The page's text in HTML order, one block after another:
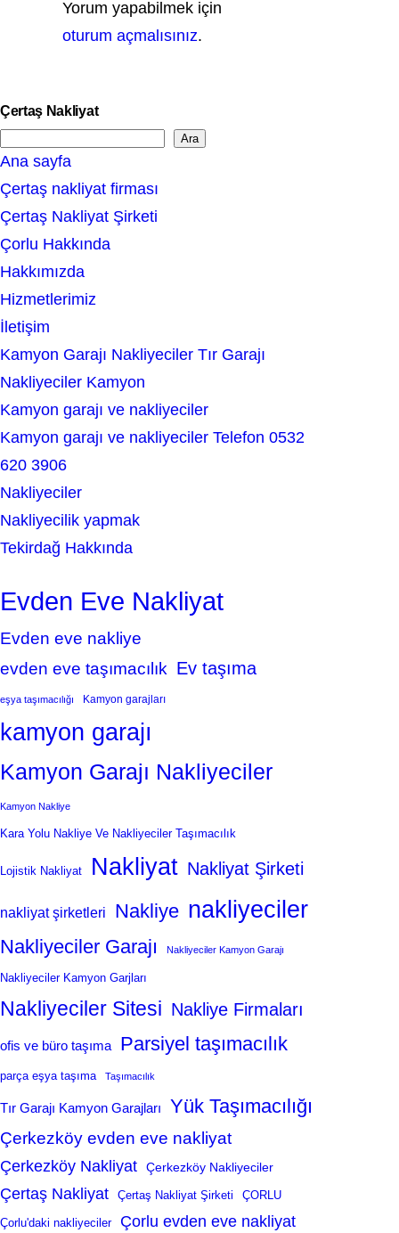
Yorum yapabilmek için
oturum açmalısınız.
Çertaş Nakliyat
e
a
r
c
h
Ara
Ana sayfa
Çertaş nakliyat firması
Çertaş Nakliyat Şirketi
Çorlu Hakkında
Hakkımızda
Hizmetlerimiz
İletişim
Kamyon Garajı Nakliyeciler Tır Garajı
Nakliyeciler Kamyon
Kamyon garajı ve nakliyeciler
Kamyon garajı ve nakliyeciler Telefon 0532
620 3906
Nakliyeciler
Nakliyecilik yapmak
Tekirdağ Hakkında
Evden Eve Nakliyat
Evden eve nakliye
evden eve taşımacılık Ev taşıma
eşya taşımacılığı Kamyon garajları
kamyon garajı
Kamyon Garajı Nakliyeciler
Kamyon Nakliye
Kara Yolu Nakliye Ve Nakliyeciler Taşımacılık
Lojistik Nakliyat Nakliyat Nakliyat Şirketi
nakliyat şirketleri Nakliye nakliyeciler
Nakliyeciler Garajı Nakliyeciler Kamyon Garajı
Nakliyeciler Kamyon Garjları
Nakliyeciler Sitesi Nakliye Firmaları
ofis ve büro taşıma Parsiyel taşımacılık
parça eşya taşıma Taşımacılık
Tır Garajı Kamyon Garajları Yük Taşımacılığı
Çerkezköy evden eve nakliyat
Çerkezköy Nakliyat Çerkezköy Nakliyeciler
Çertaş Nakliyat Çertaş Nakliyat Şirketi ÇORLU
Çorlu'daki nakliyeciler Çorlu evden eve nakliyat